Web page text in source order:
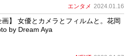
エンタメ 2024.01.16
画】 女優とカメラとフィルムと。花岡
by Dream Aya